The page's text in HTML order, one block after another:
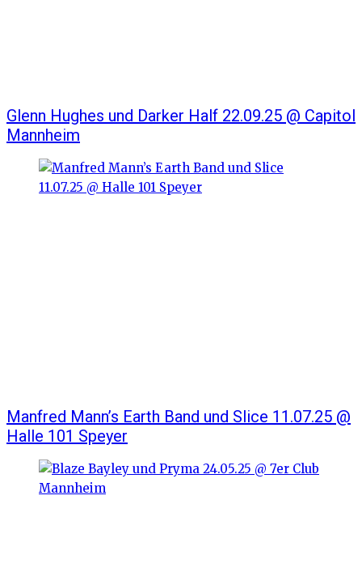
Glenn Hughes und Darker Half 22.09.25 @ Capitol
Mannheim
Manfred Mann’s Earth Band und Slice 11.07.25 @
Halle 101 Speyer